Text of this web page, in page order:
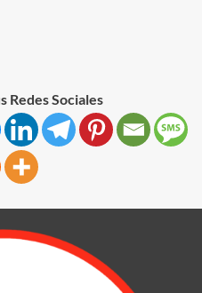
Redes Sociales